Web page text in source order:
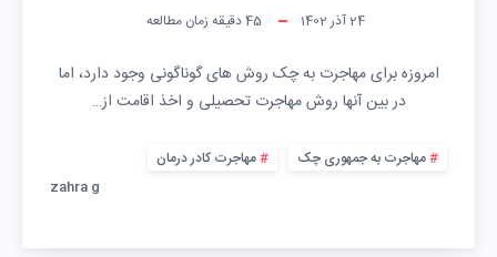
24 آذر 1402 45دقیقه زمان مطالعه
امروزه برای مهاجرت به چک روش های گوناگونی وجود دارد، اما
در بین آنها روش مهاجرت تحصیلی و اخذ اقامت از…
مهاجرت به جمهوری چک
مهاجرت کادر درمان
zahra g